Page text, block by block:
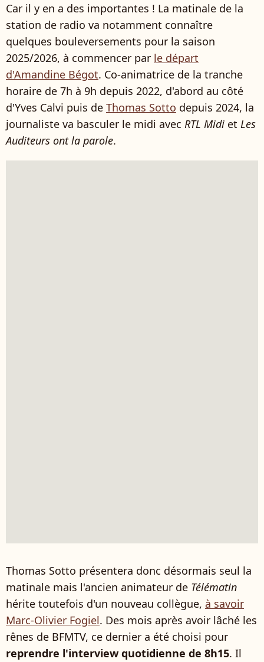
Car il y en a des importantes ! La matinale de la
station de radio va notamment connaître
quelques bouleversements pour la saison
2025/2026, à commencer par le départ
d'Amandine Bégot. Co-animatrice de la tranche
horaire de 7h à 9h depuis 2022, d'abord au côté
d'Yves Calvi puis de Thomas Sotto depuis 2024, la
journaliste va basculer le midi avec RTL Midi et Les
Auditeurs ont la parole.
Thomas Sotto présentera donc désormais seul la
matinale mais l'ancien animateur de Télématin
hérite toutefois d'un nouveau collègue, à savoir
Marc-Olivier Fogiel. Des mois après avoir lâché les
rênes de BFMTV, ce dernier a été choisi pour
reprendre l'interview quotidienne de 8h15. Il